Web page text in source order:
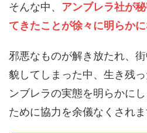
そんな中、 アンブレラ社が
てきたことが徐々に明らかに
邪悪なものが解き放たれ、
貌してしまった中、生き残
ンブレラの実態を明らかに
ために協力を余儀なくされま